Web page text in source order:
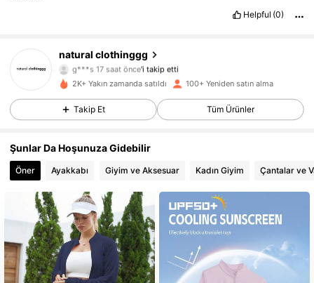
Helpful (0)
natural clothinggg
4,65
98 Takipçiler
g***s 17 saat önce'i takip etti
4,65
98 Takipçiler
4,65 98 Takipçiler
4,65 98 Takipçiler
4,65 98 Takipçiler
4,65 98 Takipçiler
4,65 98 Takipçiler
4,65 98 Takipçiler
4,65 98 Takipçiler
2K+ Yakın zamanda satıldı 100+ Yeniden satın alma
Takip Et Tüm Ürünler
Şunlar Da Hoşunuza Gidebilir
Öner Ayakkabı Giyim ve Aksesuar Kadın Giyim Çantalar ve